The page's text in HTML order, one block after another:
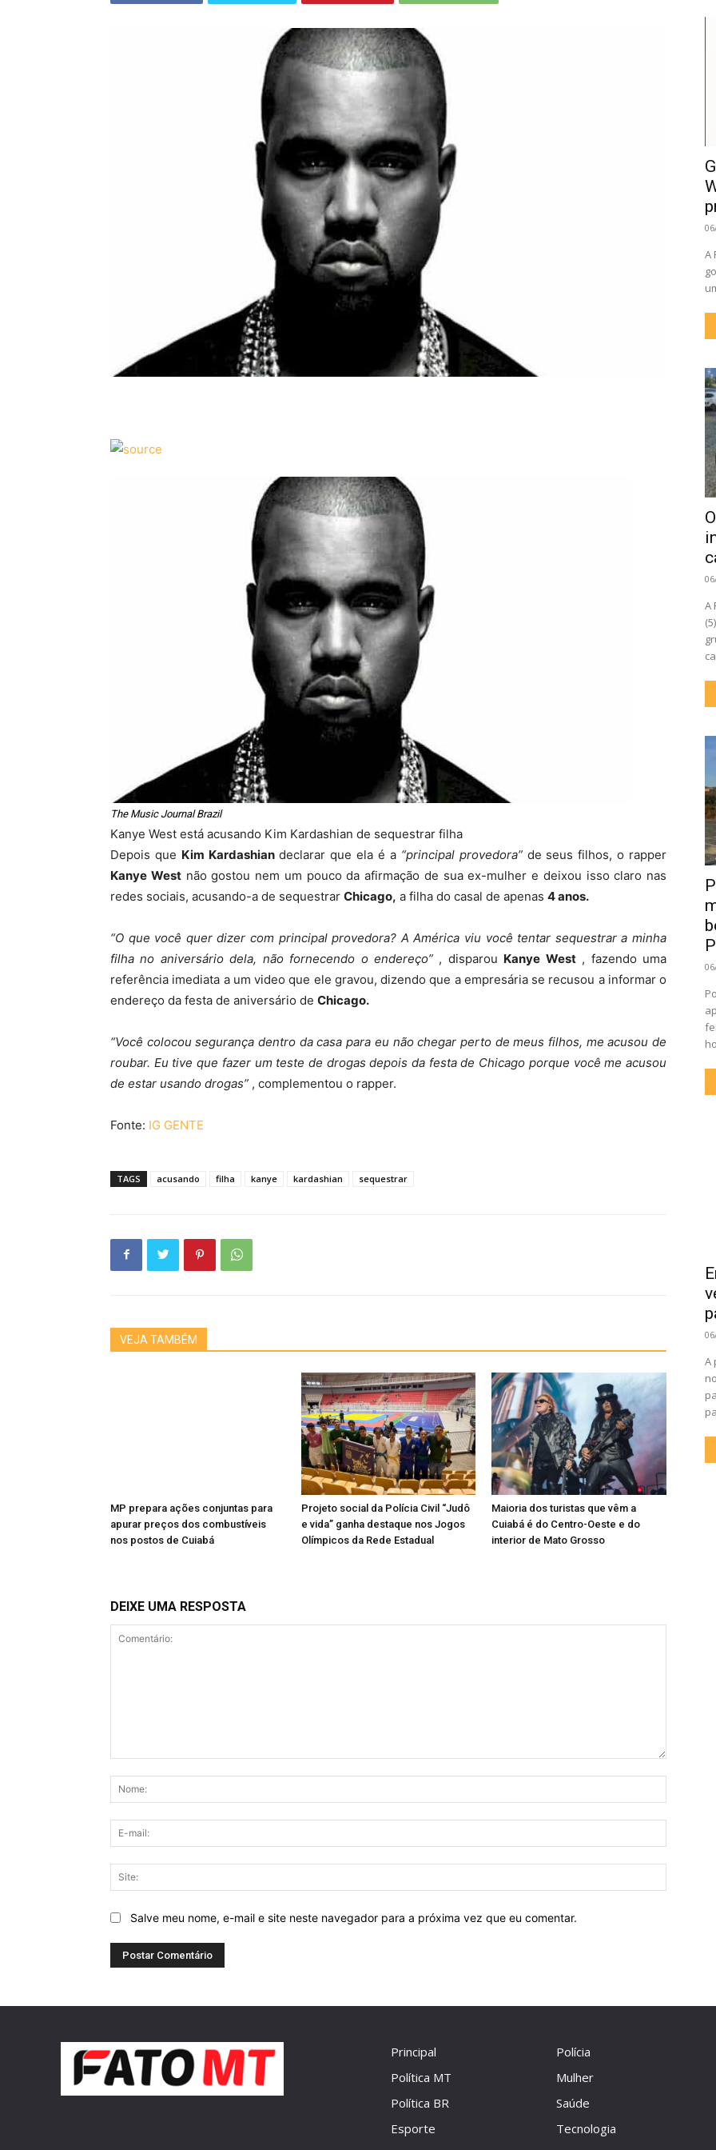
The Music Journal Brazil
Kanye West está acusando Kim Kardashian de sequestrar filha
Depois que Kim Kardashiandeclarar que ela é a “principal provedora”de seus filhos, o rapper
Kanye Westnão gostou nem um pouco da afirmação de sua ex-mulher e deixou isso claro nas
redes sociais, acusando-a de sequestrar Chicago, a filha do casal de apenas 4 anos.
“O que você quer dizer com principal provedora? A América viu você tentar sequestrar a minha
filha no aniversário dela, não fornecendo o endereço” , disparou Kanye West, fazendo uma
referência imediata a um video que ele gravou, dizendo que a empresária se recusou a informar o
endereço da festa de aniversário de Chicago.
“Você colocou segurança dentro da casa para eu não chegar perto de meus filhos, me acusou de
roubar. Eu tive que fazer um teste de drogas depois da festa de Chicago porque você me acusou
de estar usando drogas” , complementou o rapper.
Fonte: IG GENTE
TAGS acusando filha kanye kardashian sequestrar
VEJA TAMBÉM
MP prepara ações conjuntas para
apurar preços dos combustíveis
nos postos de Cuiabá
Projeto social da Polícia Civil “Judô
e vida” ganha destaque nos Jogos
Olímpicos da Rede Estadual
Maioria dos turistas que vêm a
Cuiabá é do Centro-Oeste e do
interior de Mato Grosso
DEIXE UMA RESPOSTA
mail:
Salve meu nome, e-mail e site neste navegador para a próxima vez que eu comentar.
A
A
A
Principal
Política MT
Política BR
Esporte
Polícia
Mulher
Saúde
Tecnologia